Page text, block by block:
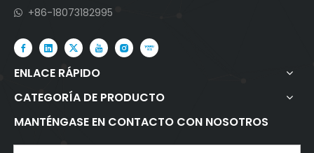
 +86-18073182995
ENLACE RÁPIDO
CATEGORÍA DE PRODUCTO
MANTÉNGASE EN CONTACTO CON NOSOTROS